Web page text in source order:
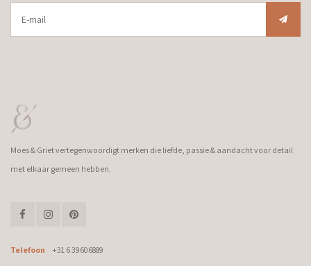
Moes & Griet vertegenwoordigt merken die liefde, passie & aandacht voor detail
met elkaar gemeen hebben.
Telefoon
+31 6 39606889